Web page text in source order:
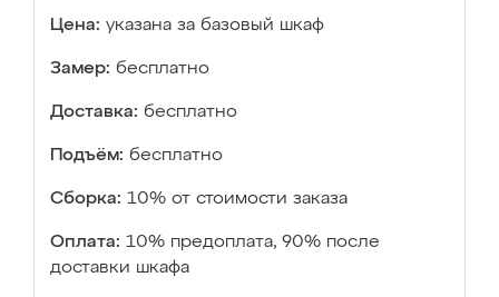
Цена: указана за базовый шкаф
Замер: бесплатно
Доставка: бесплатно
Подъём: бесплатно
Сборка: 10% от стоимости заказа
Оплата: 10% предоплата, 90% после
доставки шкафа